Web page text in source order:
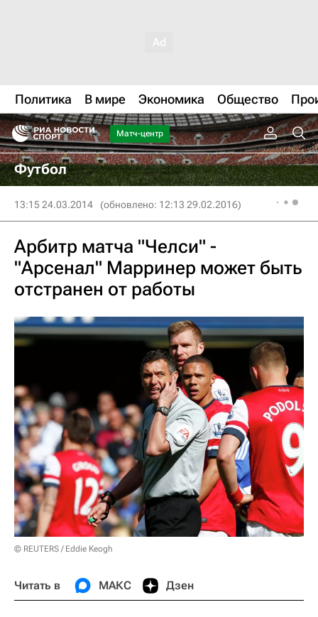
Политика В мире Экономика Общество
Матч-центр
Футбол
13:15 24.03.2014 (обновлено: 12:13 29.02.2016)
Арбитр матча "Челси" -
"Арсенал" Марринер может быть
отстранен от работы
© REUTERS / Eddie Keogh
Читать в МАКС Дзен